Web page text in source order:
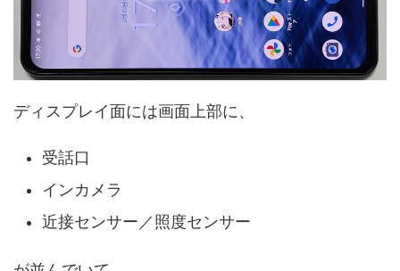
ディスプレイ面には画面上部に、
受話口
インカメラ
近接センサー／照度センサー